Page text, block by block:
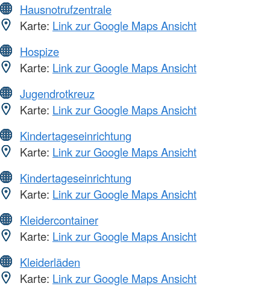
Hausnotrufzentrale
Karte: Link zur Google Maps Ansicht
Hospize
Karte: Link zur Google Maps Ansicht
Jugendrotkreuz
Karte: Link zur Google Maps Ansicht
Kindertageseinrichtung
Karte: Link zur Google Maps Ansicht
Kindertageseinrichtung
Karte: Link zur Google Maps Ansicht
Kleidercontainer
Karte: Link zur Google Maps Ansicht
Kleiderläden
Karte: Link zur Google Maps Ansicht